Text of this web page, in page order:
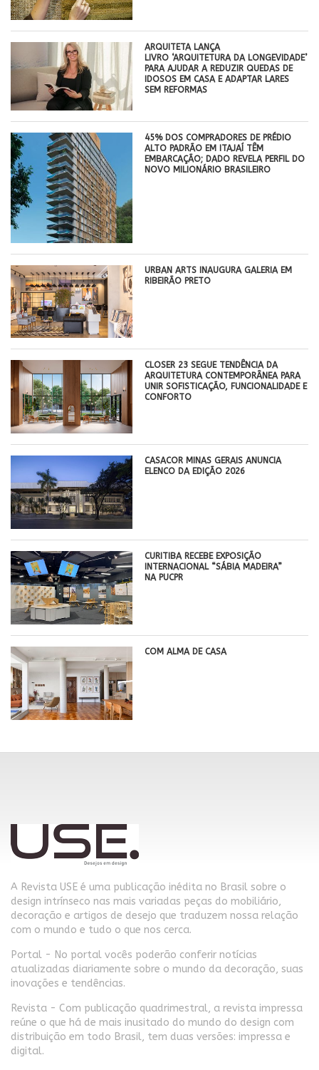
ARQUITETA LANÇA
LIVRO ‘ARQUITETURA DA LONGEVIDADE’
PARA AJUDAR A REDUZIR QUEDAS DE
IDOSOS EM CASA E ADAPTAR LARES
SEM REFORMAS
45% DOS COMPRADORES DE PRÉDIO
ALTO PADRÃO EM ITAJAÍ TÊM
EMBARCAÇÃO; DADO REVELA PERFIL DO
NOVO MILIONÁRIO BRASILEIRO
​URBAN ARTS INAUGURA GALERIA EM
RIBEIRÃO PRETO
CLOSER 23 SEGUE TENDÊNCIA DA
ARQUITETURA CONTEMPORÂNEA PARA
UNIR SOFISTICAÇÃO, FUNCIONALIDADE E
CONFORTO
CASACOR MINAS GERAIS ANUNCIA
ELENCO DA EDIÇÃO 2026
CURITIBA RECEBE EXPOSIÇÃO
INTERNACIONAL “SÁBIA MADEIRA”
NA PUCPR
COM ALMA DE CASA
A Revista USE é uma publicação inédita no Brasil sobre o
design intrínseco nas mais variadas peças do mobiliário,
decoração e artigos de desejo que traduzem nossa relação
com o mundo e tudo o que nos cerca.
Portal - No portal vocês poderão conferir notícias
atualizadas diariamente sobre o mundo da decoração, suas
inovações e tendências.
Revista - Com publicação quadrimestral, a revista impressa
reúne o que há de mais inusitado do mundo do design com
distribuição em todo Brasil, tem duas versões: impressa e
digital.